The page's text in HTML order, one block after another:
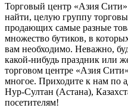
Торговый центр «Азия
найти, целую группу
продающих самые разные
множество бутиков, в
вам необходимо. Неважно,
какой-нибудь праздник или
торговом центре «Азия
многое. Приходите к нам по
Нур-Султан (Астана),
посетителям!